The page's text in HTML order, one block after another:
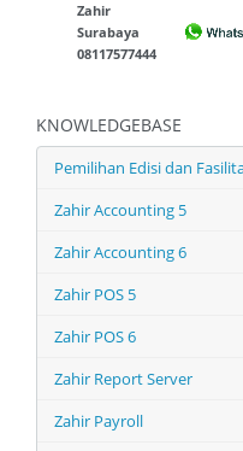
Zahir
Surabaya
08117577444
KNOWLEDGEBASE
Pemilihan Edisi dan
Zahir Accounting 5
Zahir Accounting 6
Zahir POS 5
Zahir POS 6
Zahir Report Server
Zahir Payroll